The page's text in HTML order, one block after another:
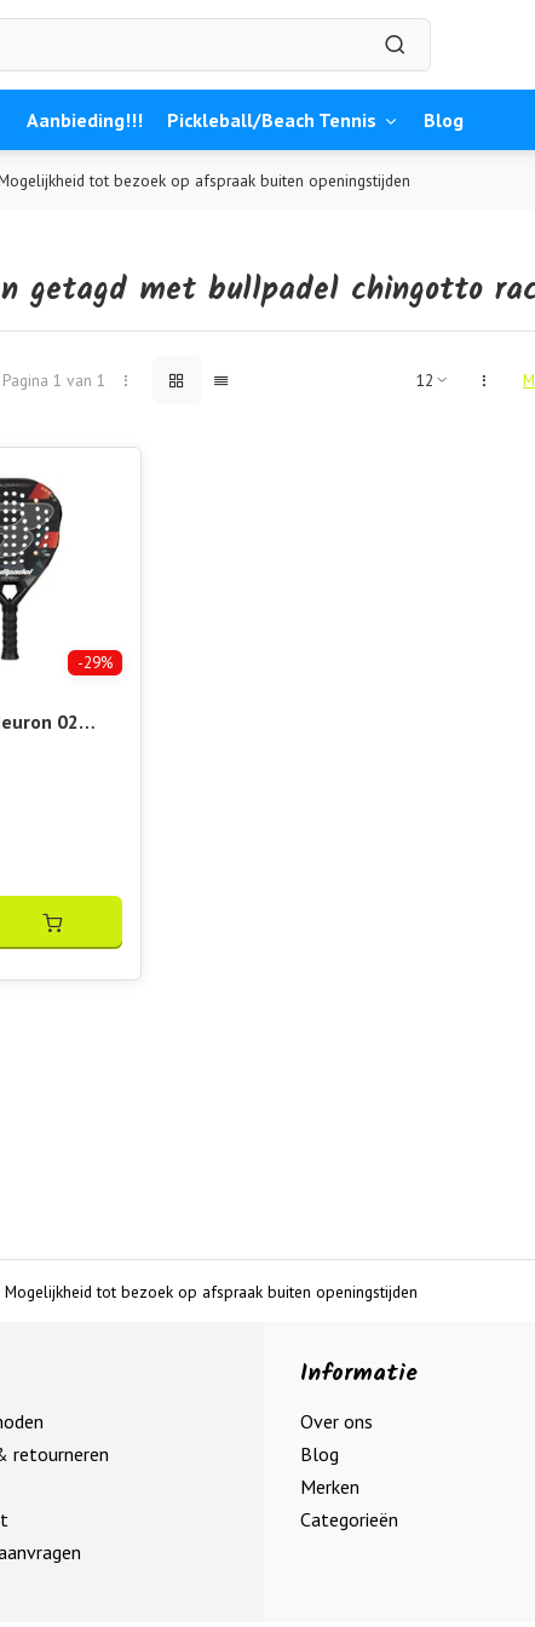
Aanbieding!!! Pickleball/Beach Tennis Blog
tot bezoek op afspraak buiten openingstijden
getagd met bullpadel chingotto
Pagina 1 van 1
-29%
02
Mogelijkheid tot bezoek op afspraak buiten openingstijden
retourneren
Informatie
Over ons
Blog
Merken
Categorieën